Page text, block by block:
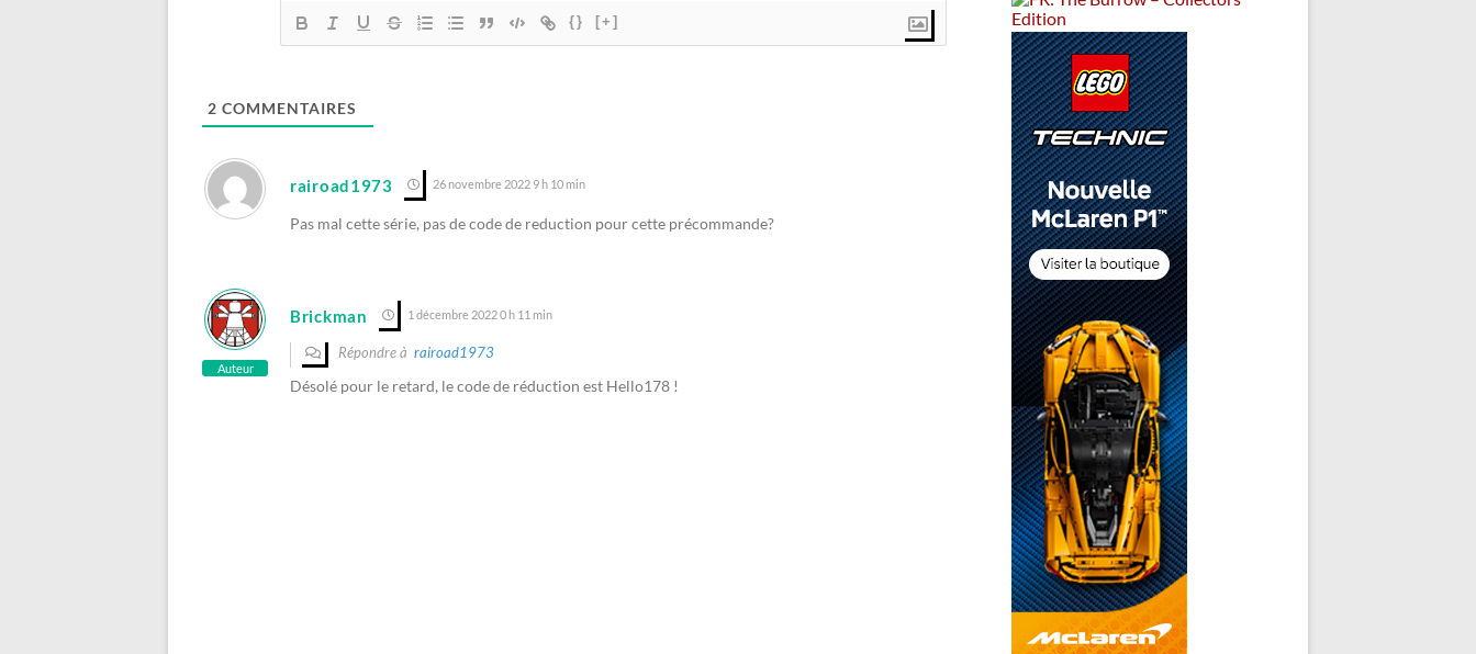
{} [+]
2 COMMENTAIRES
rairoad1973 26 novembre 2022 9 h 10 min
Pas mal cette série, pas de code de reduction pour cette précommande?
Auteur
Brickman 1 décembre 2022 0 h 11 min
Répondre à rairoad1973
Désolé pour le retard, le code de réduction est Hello178 !